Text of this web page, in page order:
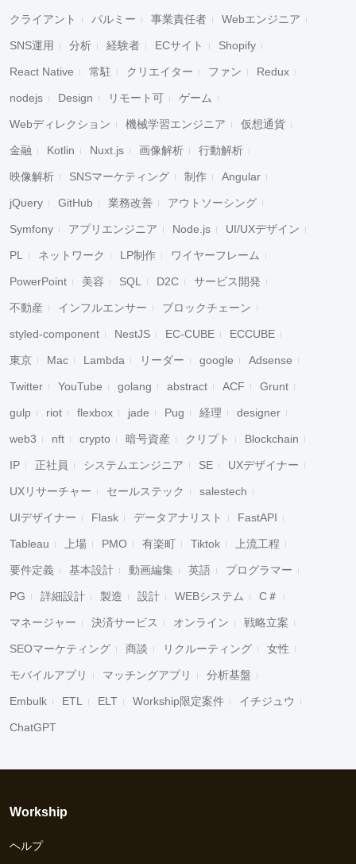
クライアント パルミー 事業責任者 Webエンジニア
SNS運用 分析 経験者 ECサイト Shopify
React Native 常駐 クリエイター ファン Redux
nodejs Design リモート可 ゲーム
Webディレクション 機械学習エンジニア 仮想通貨
金融 Kotlin Nuxt.js 画像解析 行動解析
映像解析 SNSマーケティング 制作 Angular
jQuery GitHub 業務改善 アウトソーシング
Symfony アプリエンジニア Node.js UI/UXデザイン
PL ネットワーク LP制作 ワイヤーフレーム
PowerPoint 美容 SQL D2C サービス開発
不動産 インフルエンサー ブロックチェーン
styled-component NestJS EC-CUBE ECCUBE
東京 Mac Lambda リーダー google Adsense
Twitter YouTube golang abstract ACF Grunt
gulp riot flexbox jade Pug 経理 designer
web3 nft crypto 暗号資産 クリプト Blockchain
IP 正社員 システムエンジニア SE UXデザイナー
UXリサーチャー セールステック salestech
UIデザイナー Flask データアナリスト FastAPI
Tableau 上場 PMO 有楽町 Tiktok 上流工程
要件定義 基本設計 動画編集 英語 プログラマー
PG 詳細設計 製造 設計 WEBシステム C＃
マネージャー 決済サービス オンライン 戦略立案
SEOマーケティング 商談 リクルーティング 女性
モバイルアプリ マッチングアプリ 分析基盤
Embulk ETL ELT Workship限定案件 イチジュウ
ChatGPT
Workship
ヘルプ